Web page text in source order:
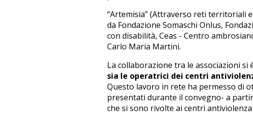
“Artemisia” (Attraverso reti territoriali
da Fondazione Somaschi Onlus,
con disabilità, Ceas - Centro
Carlo Maria Martini.
La collaborazione tra le associazioni si
sia le operatrici dei centri
Questo lavoro in rete ha permesso di
presentati durante il convegno- a
che si sono rivolte ai centri